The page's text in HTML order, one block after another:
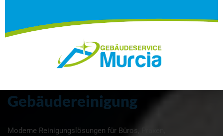
Professionelle Reinigungslösungen für
Gebäudereinigung
Moderne Reinigungslösungen für Büros, Praxen,